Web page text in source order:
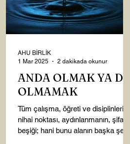
ANDA OLMAK YA DA
OLMAMAK
Tüm çalışma, öğreti ve disiplinlerin
nihai noktası, aydınlanmanın, şifanın
beşiği; hani bunu alanın başka şey
AHU BİRLİK
1 Mar 2025
2 dakikada okunur